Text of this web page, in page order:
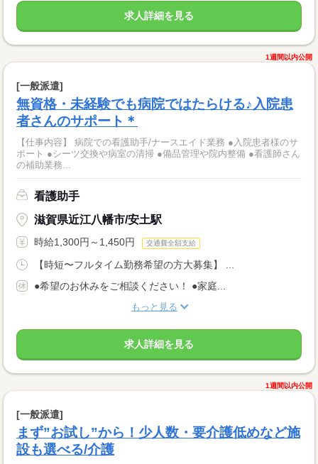
求人詳細を見る
1週間以内公開
[一般派遣]
無資格・未経験でも病院ではたらける♪入院患
者さんのサポート＊
【仕事内容】 病院での看護助手/ナースエイド業務 ●入院患者様のサ
ポート ●シーツ交換や病室の清掃 ●備品管理や院内整備 ●看護師さん
の補助業務...
看護助手
滋賀県近江八幡市/安土駅
時給1,300円～1,450円 交通費全額支給
【時短〜フルタイム勤務希望の方大募集】 ...
●希望のお休みをご相談ください！ ●家庭...
もっと見る
求人詳細を見る
1週間以内公開
[一般派遣]
まず”お試し”から！少人数・要介護低めなど施
設も選べる/介護